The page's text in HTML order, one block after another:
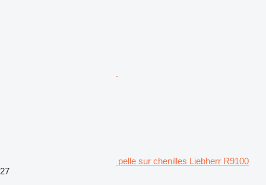
pelle sur chenilles Liebherr R9100
27